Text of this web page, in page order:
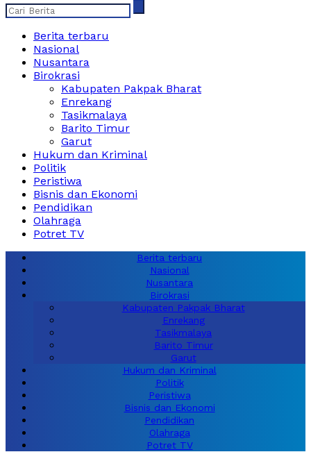
Berita terbaru
Nasional
Nusantara
Birokrasi
Kabupaten Pakpak Bharat
Enrekang
Tasikmalaya
Barito Timur
Garut
Hukum dan Kriminal
Politik
Peristiwa
Bisnis dan Ekonomi
Pendidikan
Olahraga
Potret TV
Berita terbaru
Nasional
Nusantara
Birokrasi
Kabupaten Pakpak Bharat
Enrekang
Tasikmalaya
Barito Timur
Garut
Hukum dan Kriminal
Politik
Peristiwa
Bisnis dan Ekonomi
Pendidikan
Olahraga
Potret TV